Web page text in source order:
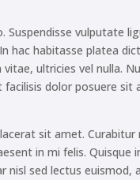
vulputate
hac habitasse platea
ultricies vel nulla.
dolor posuere
sit amet.
in mi felis.
nisl sed lectus